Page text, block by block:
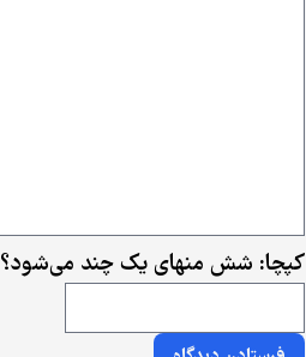
کپچا: شش منهای یک چند می‌شود؟